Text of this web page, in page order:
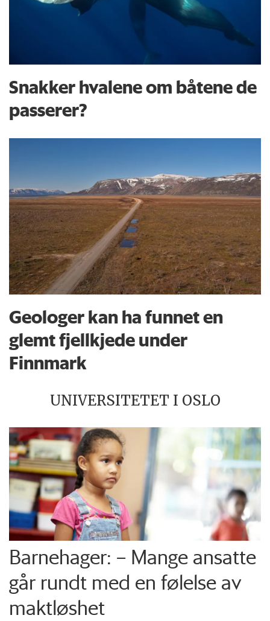
Snakker hvalene om båtene de
passerer?
Geologer kan ha funnet en
glemt fjellkjede under
Finnmark
UNIVERSITETET I OSLO
Barnehager: – Mange ansatte
går rundt med en følelse av
maktløshet